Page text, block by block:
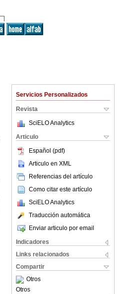
Servicios Personalizados
Revista
SciELO Analytics
Articulo
Español (pdf)
Articulo en XML
Referencias del artículo
Como citar este artículo
SciELO Analytics
Traducción automática
Enviar articulo por email
Indicadores
Links relacionados
Compartir
Otros
Otros